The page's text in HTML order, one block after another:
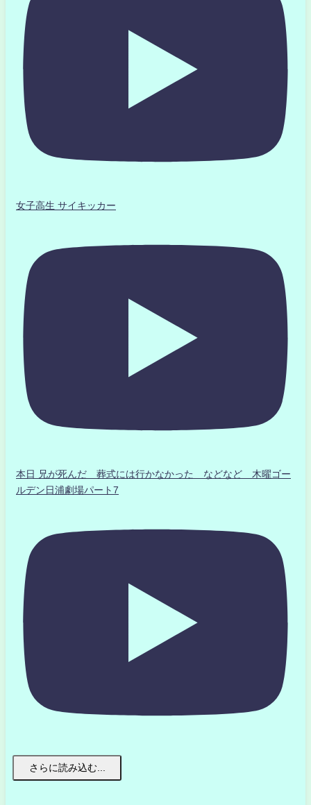
女子高生 サイキッカー
本日 兄が死んだ 葬式には行かなかった などなど 木曜ゴー
ルデン日浦劇場パート7
さらに読み込む...